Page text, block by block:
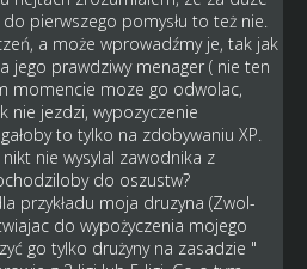
pierwszego pomysłu to też nie.
a może wprowadźmy je, tak jak
jego prawdziwy menager ( nie ten
momencie moze go odwolac,
nie jezdzi, wypozyczenie
to tylko na zdobywaniu XP.
nie wysylal zawodnika z
do oszustw?
przykładu moja druzyna (Zwol-
do wypożyczenia mojego
go tylko drużyny na zasadzie "